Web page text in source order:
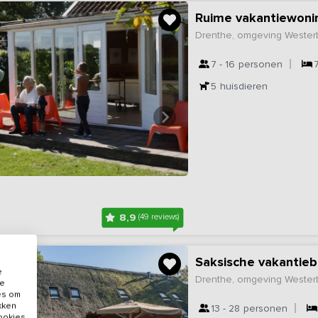
8,9(49 reviews)
Ruime
Drenthe, omgeving
7 - 16 personen
5 huisdieren
Saksische
Drenthe, omgeving
13 - 28 personen
om